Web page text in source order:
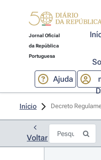
Jornal Oficial
da República
Portuguesa
Ajuda
Início Decreto
Voltar